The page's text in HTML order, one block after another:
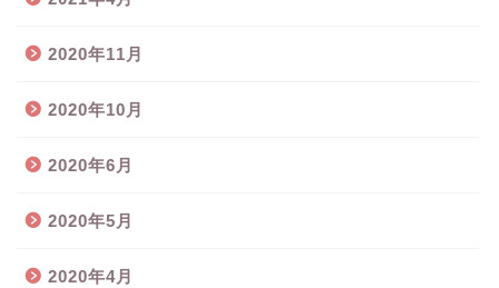
2020年11月
2020年10月
2020年6月
2020年5月
2020年4月